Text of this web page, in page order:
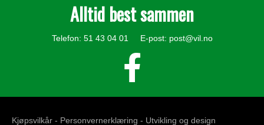
Alltid best sammen
Telefon: 51 43 04 01 E-post: post@vil.no
Kjøpsvilkår - Personvernerklæring - Utvikling og design